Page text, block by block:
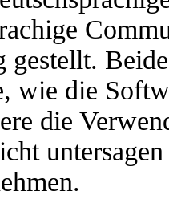
gestellt.
wie die
die